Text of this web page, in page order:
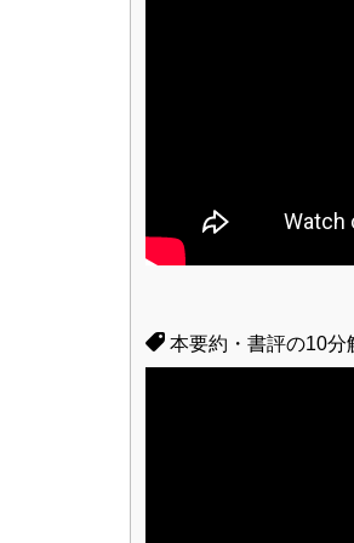
本要約・書評の10分